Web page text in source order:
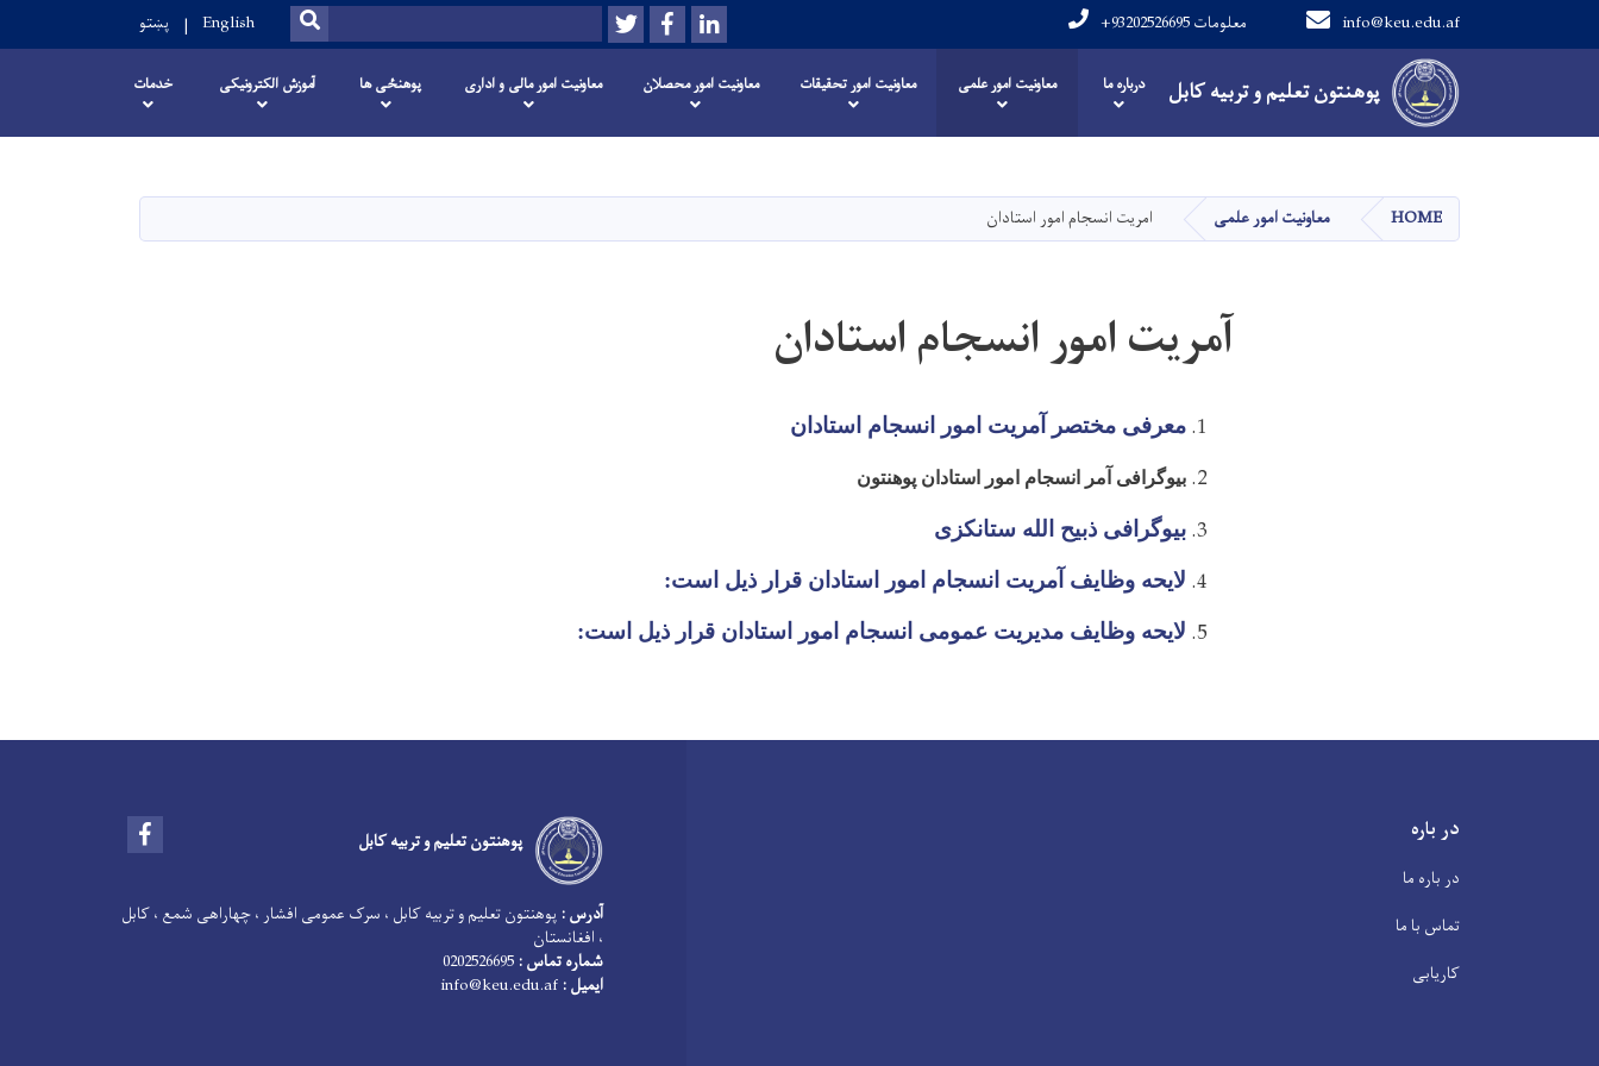
content
پوهنتون تعلیم و تربیه کابل
info@keu.edu.af +93202526695 معلومات LinkedIn
Facebook
Twitter
Search
SEARCH
English پښتو
Main navigation
پوهنتون تعلیم و تربیه کابل درباره ما معاونیت امور علمی معاونیت امور تحقیقات معاونیت امور محصلان معاونیت امور مالی و اداری پوهنځی ها آموزش الکترونیکی خدمات
HOME معاونیت امور علمی امریت انسجام امور استادان
آمریت امور انسجام استادان
معرفی مختصر آمریت امور انسجام استادان
بیوگرافی آمر انسجام امور استادان پوهنتون
بیوگرافی ذبیح الله ستانکزی
لایحه وظایف آمریت انسجام امور استادان قرار ذیل است:
لایحه وظایف مدیریت عمومی انسجام امور استادان قرار ذیل است:
در باره
در باره ما
تماس با ما
کاریابی
پوهنتون تعلیم و تربیه کابل
آدرس : پوهنتون تعلیم و تربیه کابل ، سرک عمومی افشار ، چهاراهی شمع ، کابل
، افغانستان
شماره تماس :
ایمیل :